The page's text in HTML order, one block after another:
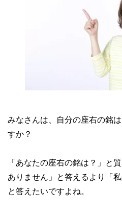
みなさんは、自分の座右の銘
すか？
「あなたの座右の銘は？」と
ありません」と答えるより「
と答えたいですよね。